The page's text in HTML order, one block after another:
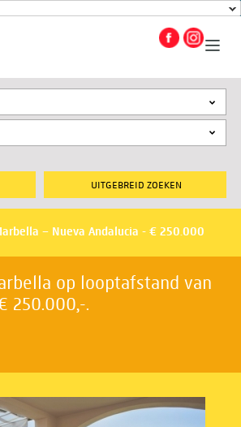
UITGEBREID ZOEKEN
– Nueva Andalucia - € 250.000
op looptafstand van
250.000,-.